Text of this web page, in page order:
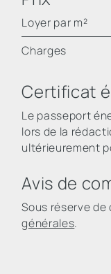
Loyer par m²
Charges
Certificat
Le passeport
lors de la
ultérieurement
Avis de
Sous réserve
générales.